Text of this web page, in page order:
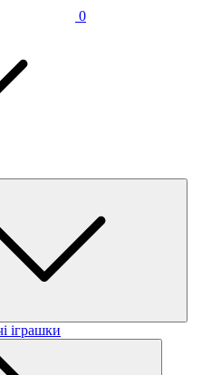
0
іграшки